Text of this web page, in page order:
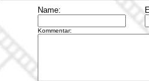
Name:
Kommentar: